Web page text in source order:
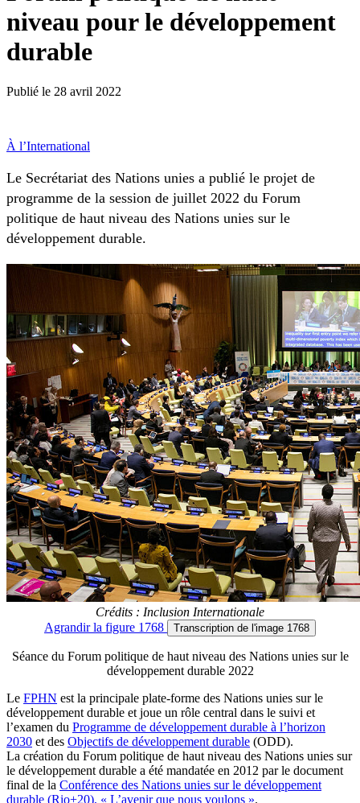
niveau pour le développement
durable
Publié le 28 avril 2022
À l’International
Le Secrétariat des Nations unies a publié le projet de
programme de la session de juillet 2022 du Forum
politique de haut niveau des Nations unies sur le
développement durable.
Crédits : Inclusion Internationale
Agrandirla figure 1768 Transcription de l'image 1768
Séance du Forum politique de haut niveau des Nations unies sur le
développement durable 2022
Le FPHN est la principale plate-forme des Nations unies sur le
développement durable et joue un rôle central dans le suivi et
l’examen du Programme de développement durable à l’horizon
2030 et des Objectifs de développement durable (ODD).
La création du Forum politique de haut niveau des Nations unies sur
le développement durable a été mandatée en 2012 par le document
final de la Conférence des Nations unies sur le développement
durable (Rio+20), « L’avenir que nous voulons ».